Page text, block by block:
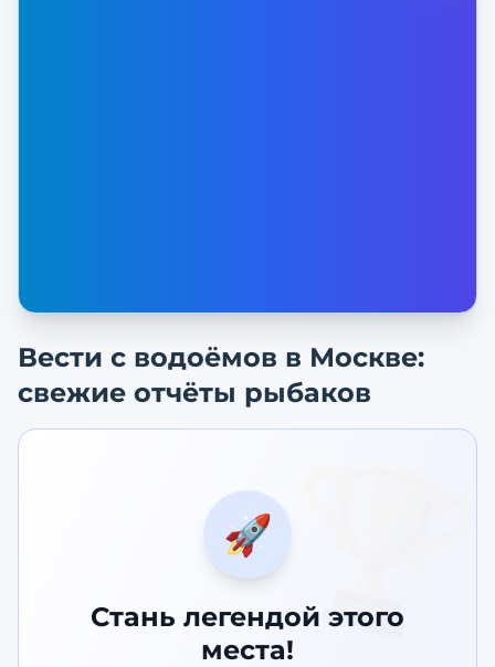
Вести с водоёмов в Москве:
свежие отчёты рыбаков
🏆
🚀
Стань легендой этого
места!